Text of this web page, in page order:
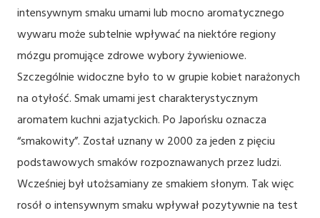
intensywnym smaku umami lub mocno aromatycznego
wywaru może subtelnie wpływać na niektóre regiony
mózgu promujące zdrowe wybory żywieniowe.
Szczególnie widoczne było to w grupie kobiet narażonych
na otyłość. Smak umami jest charakterystycznym
aromatem kuchni azjatyckich. Po Japońsku oznacza
“smakowity”. Został uznany w 2000 za jeden z pięciu
podstawowych smaków rozpoznawanych przez ludzi.
Wcześniej był utożsamiany ze smakiem słonym. Tak więc
rosół o intensywnym smaku wpływał pozytywnie na test